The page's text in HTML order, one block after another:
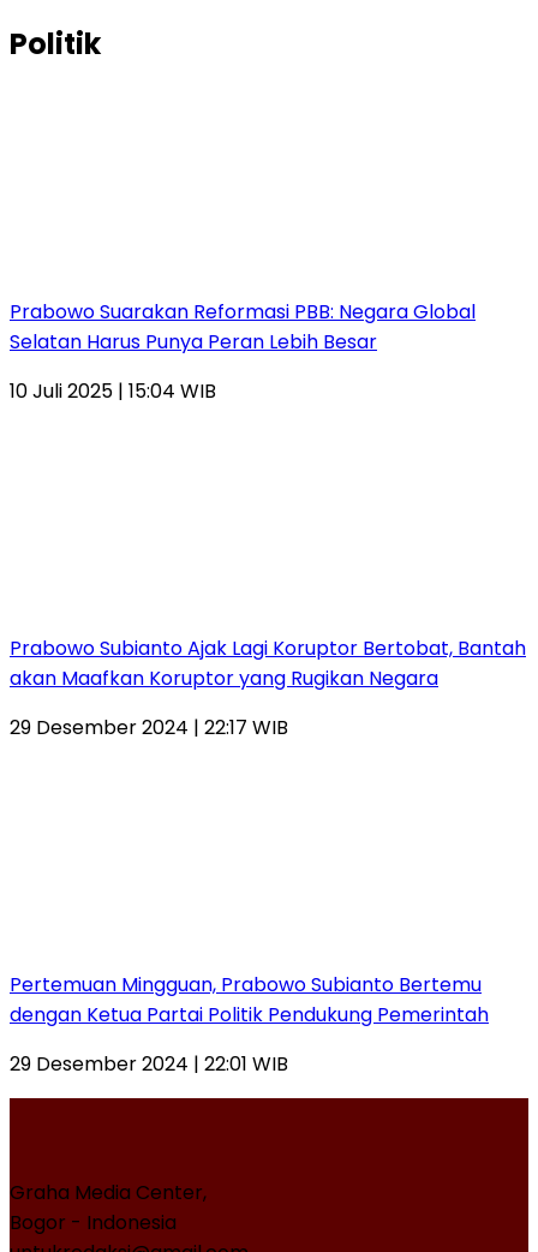
Politik
Prabowo Suarakan Reformasi PBB: Negara Global
Selatan Harus Punya Peran Lebih Besar
10 Juli 2025 | 15:04 WIB
Prabowo Subianto Ajak Lagi Koruptor Bertobat, Bantah
akan Maafkan Koruptor yang Rugikan Negara
29 Desember 2024 | 22:17 WIB
Pertemuan Mingguan, Prabowo Subianto Bertemu
dengan Ketua Partai Politik Pendukung Pemerintah
29 Desember 2024 | 22:01 WIB
Graha Media Center,
Bogor - Indonesia